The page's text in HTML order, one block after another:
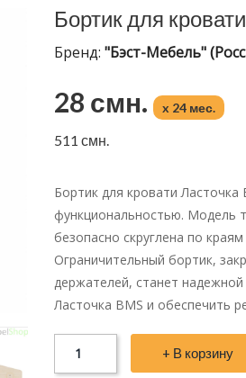
Бортик для
Бренд: "Бэст-Мебель"
28 смн. x 24 мес.
511 смн.
Бортик для кровати
функциональностью. Модель
безопасно скруглена по
Ограничительный бортик,
держателей, станет
Ласточка BMS и обеспечить
+ В корзину